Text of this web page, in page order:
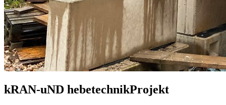
kRAN-uND hebetechnikProjekt